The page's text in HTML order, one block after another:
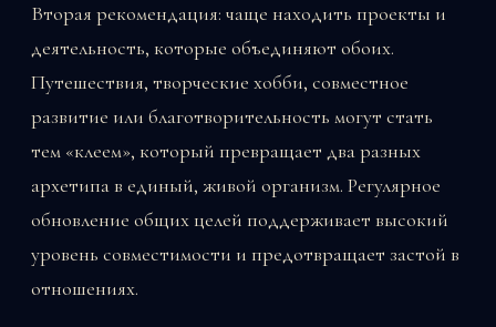
Вторая рекомендация: чаще находить проекты и
деятельность, которые объединяют обоих.
Путешествия, творческие хобби, совместное
развитие или благотворительность могут стать
тем «клеем», который превращает два разных
архетипа в единый, живой организм. Регулярное
обновление общих целей поддерживает высокий
уровень совместимости и предотвращает застой в
отношениях.